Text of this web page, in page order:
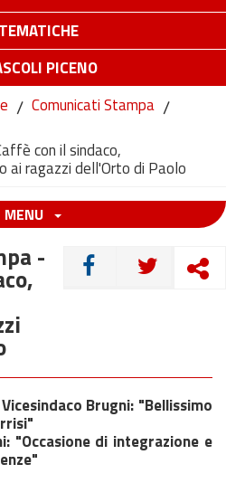
PICENO
/ Comunicati Stampa /
con il sindaco,
ai ragazzi dell'Orto di Paolo
MENU
CONDIVIDI
-
Brugni: "Bellissimo
"Occasione di integrazione e